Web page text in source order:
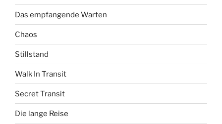
Das empfangende Warten
Chaos
Stillstand
Walk In Transit
Secret Transit
Die lange Reise